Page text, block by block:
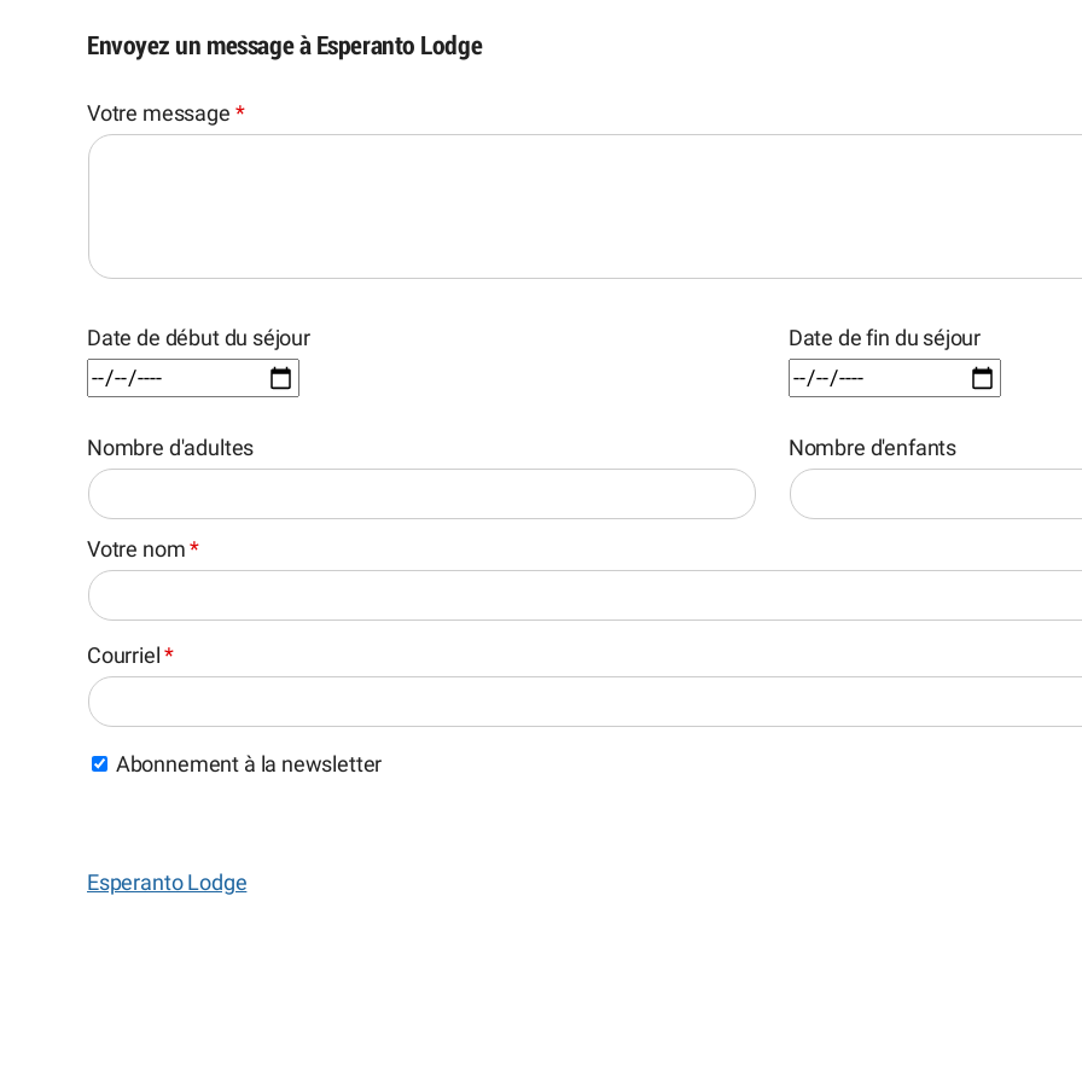
Envoyez un message à Esperanto Lodge
Votre message *
Date de début du séjour Date de fin du séjour
Nombre d'adultes Nombre d'enfants
Votre nom*
Courriel*
Abonnement à la newsletter
Esperanto Lodge